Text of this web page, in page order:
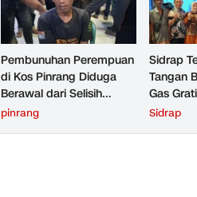
Pembunuhan Perempuan
di Kos Pinrang Diduga
Berawal dari Selisih
Rp200 Ribu
pinrang
Sidrap
Tangan
Gas
Sidrap